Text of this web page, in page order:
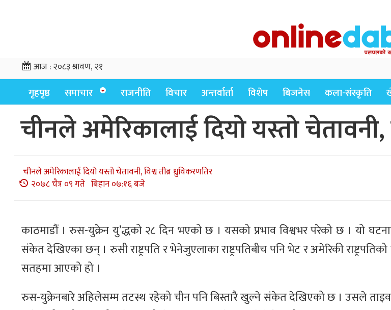
आज :२०८३ श्रावण, २१
गृहपृष्ठ समाचार राजनीति विचार अन्तर्वार्ता विशेष बिजनेस कला-संस्कृति
चीनले अमेरिकालाई दियो यस्तो चेतावनी,
चीनले अमेरिकालाई दियो यस्तो चेतावनी, विश्व तीब्र ध्रुविकरणतिर
२०७८ चैत्र ०९ गते बिहान ०७:१६ बजे
काठमाडौं । रुस-युक्रेन यु’द्धको २८ दिन भएको छ । यसको प्रभाव विश्वभर परेको छ । यो
संकेत देखिएका छन् । रुसी राष्ट्रपति र भेनेजुएलाका राष्ट्रपतिबीच पनि भेट र अमेरिकी
सतहमा आएको हो ।
रुस-युक्रेनबारे अहिलेसम्म तटस्थ रहेको चीन पनि बिस्तारै खुल्ने संकेत देखिएको छ । उसले